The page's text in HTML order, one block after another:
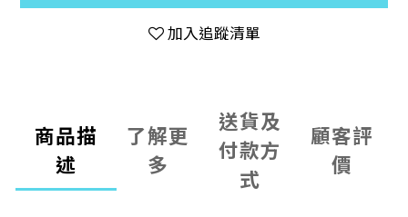
加入追蹤清單
商品描
述
了解更
多
送貨及
付款方
式
顧客評
價